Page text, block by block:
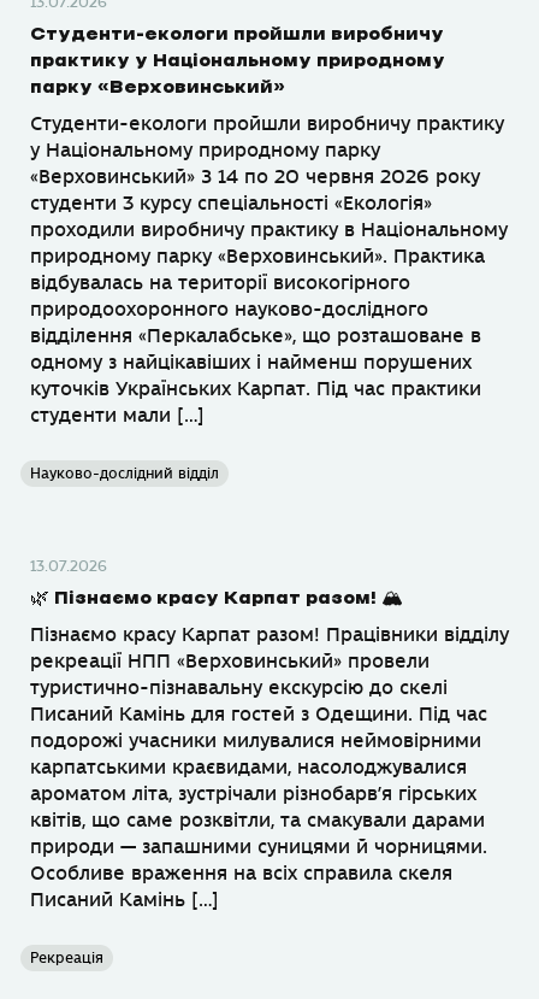
Студенти-екологи пройшли виробничу
практику у Національному природному
парку «Верховинський»
Студенти-екологи пройшли виробничу практику
у Національному природному парку
«Верховинський» З 14 по 20 червня 2026 року
студенти 3 курсу спеціальності «Екологія»
проходили виробничу практику в Національному
природному парку «Верховинський». Практика
відбувалась на території високогірного
природоохоронного науково-дослідного
відділення «Перкалабське», що розташоване в
одному з найцікавіших і найменш порушених
куточків Українських Карпат. Під час практики
студенти мали […]
Науково-дослідний відділ
13.07.2026
🌿 Пізнаємо красу Карпат разом! 🏔
Пізнаємо красу Карпат разом! Працівники відділу
рекреації НПП «Верховинський» провели
туристично-пізнавальну екскурсію до скелі
Писаний Камінь для гостей з Одещини. Під час
подорожі учасники милувалися неймовірними
карпатськими краєвидами, насолоджувалися
ароматом літа, зустрічали різнобарв’я гірських
квітів, що саме розквітли, та смакували дарами
природи — запашними суницями й чорницями.
Особливе враження на всіх справила скеля
Писаний Камінь […]
Рекреація